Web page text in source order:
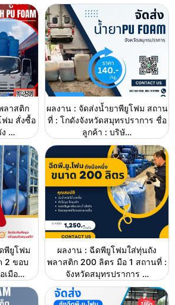
ลาสติก
ม สั่งซื้อ
ง …
ผลงาน : จัดส่งน้ำยาพียูโฟม สถาน
ที่ : โกดังจังหวัดสมุทรปราการ ชื่อ
ลูกค้า : บริษั…
พียูโฟม
2 ขอบ
เมือ…
ผลงาน : ฉีดพียูโฟมใส่ทุ่นถัง
พลาสติก 200 ลิตร มือ 1 สถานที่ :
จังหวัดสมุทรปราการ …